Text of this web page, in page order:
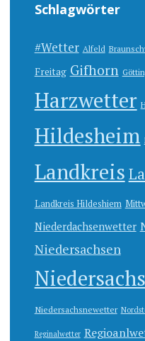
Schlagwörter
#Wetter Alfeld
Freitag Gifhorn
Harzwetter
Hildesheim
Landkreis
Landkreis Hildeshiem
Niederdachsenwetter
Niedersachsen
Niedersachsnewetter
Reginalwetter